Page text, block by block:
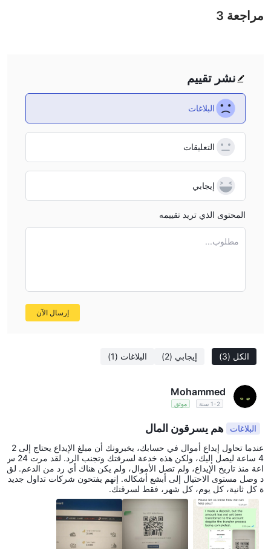
payment methods and ensure that your chosen option is
الكل (3) إيجابي (2) البلاغات (1)
Mohammed
1-2 سنة موثق
البلاغات هم يسرقون المال
عندما تحاول إيداع أموال في حسابك، يخبرونك أن مبلغ الإيداع يحتاج إلى 2
4 ساعة ليصل إليك، ولكن هذه خدعة لسرقتك وتجنب الرد. لقد مرت 24 س
اعة منذ تاريخ الإيداع، ولم تصل الأموال، ولم يكن هناك أي رد من الدعم. لق
د وصل مستوى الاحتيال إلى أبشع أشكاله. إنهم يفتحون شركات تداول جديد
ة كل ثانية، كل يوم، كل شهر، فقط لسرقتك.
نشر تقييم
البلاغات
التعليقات
إيجابي
المحتوى الذي تريد تقييمه
مطلوب...
إرسال الآن
مراجعة